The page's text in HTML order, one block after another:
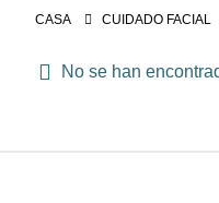
CASA CUIDADO FACIAL
No se han